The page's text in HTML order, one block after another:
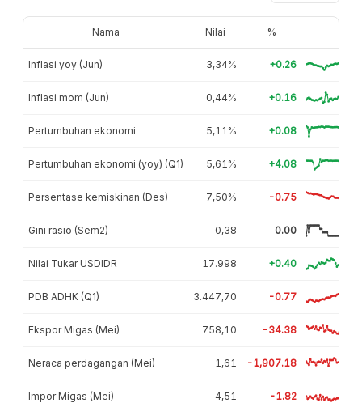
Nama Nilai %
Inflasi yoy (Jun) 3,34% +0.26
Inflasi mom (Jun) 0,44% +0.16
Pertumbuhan ekonomi 5,11% +0.08
Pertumbuhan ekonomi (yoy) (Q1) 5,61% +4.08
Persentase kemiskinan (Des) 7,50% -0.75
Gini rasio (Sem2) 0,38 0.00
Nilai Tukar USDIDR 17.998 +0.40
PDB ADHK (Q1) 3.447,70 -0.77
Ekspor Migas (Mei) 758,10 -34.38
Neraca perdagangan (Mei) -1,61 -1,907.18
Impor Migas (Mei) 4,51 -1.82